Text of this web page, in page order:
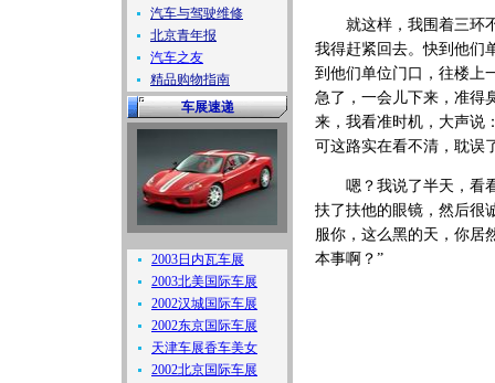
汽车与驾驶维修
北京青年报
汽车之友
精品购物指南
车展速递
2003日内瓦车展
2003北美国际车展
2002汉城国际车展
2002东京国际车展
天津车展香车美女
2002北京国际车展
就这样，我围着三环不
我得赶紧回去。快到他们
到他们单位门口，往楼上
急了，一会儿下来，准得
来，我看准时机，大声说
可这路实在看不清，耽
嗯？我说了半天，看看
扶了扶他的眼镜，然后很
服你，这么黑的天，你居
本事啊？”